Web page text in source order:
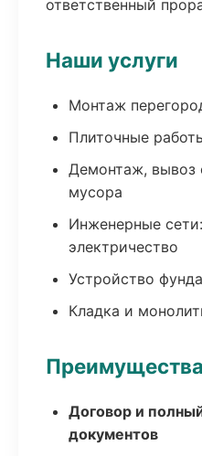
ответственный
Наши услуги
Монтаж
Плиточные
Демонтаж, вывоз
мусора
Инженерные
электричество
Устройство
Кладка и
Договор и
документов